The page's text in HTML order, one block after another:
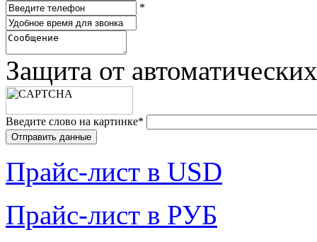
*
Защита от
Введите слово на картинке*
Прайc-лист в USD
Прайc-лист в РУБ